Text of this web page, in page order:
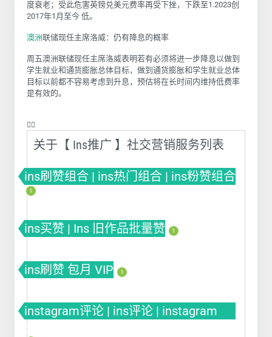
度衰老；受此危害英镑兑美元费率再受下挫，下跌至1.2023创
2017年1月至今 低。
澳洲联储现任主席洛威：仍有降息的概率
周五澳洲联储现任主席洛威表明若有必须将进一步降息以做到
学生就业和通货膨胀总体目标，做到通货膨胀和学生就业总体
目标以前都不容易考虑到升息，预估将在长时间内维持低费率
是有效的。
❤️‍🔥
关于【 Ins推广 】社交营销服务列表
ins刷赞组合 | ins热门组合 | ins粉赞组合
1
ins买赞 | Ins 旧作品批量赞 1
ins刷赞 包月 VIP 1
instagram评论 | ins评论 | instagram
comment